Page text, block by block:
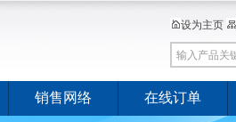
设为主页
销售网络 在线订单